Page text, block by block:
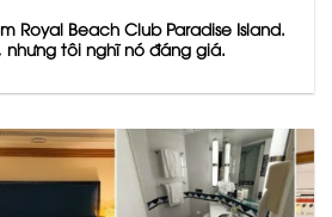
Royal Beach Club Paradise Island.
tôi nghĩ nó đáng giá.